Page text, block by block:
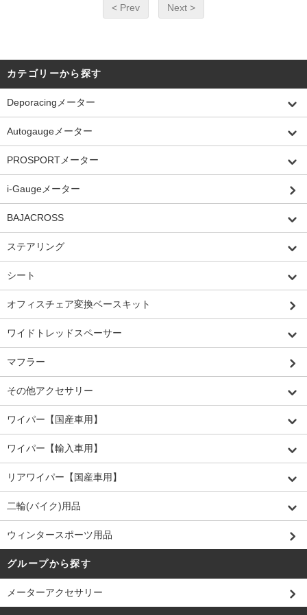
< Prev Next >
カテゴリーから探す
Deporacingメーター
Autogaugeメーター
PROSPORTメーター
i-Gaugeメーター
BAJACROSS
ステアリング
シート
オフィスチェア変換ベースキット
ワイドトレッドスペーサー
マフラー
その他アクセサリー
ワイパー【国産車用】
ワイパー【輸入車用】
リアワイパー【国産車用】
二輪(バイク)用品
ウィンタースポーツ用品
グループから探す
メーターアクセサリー